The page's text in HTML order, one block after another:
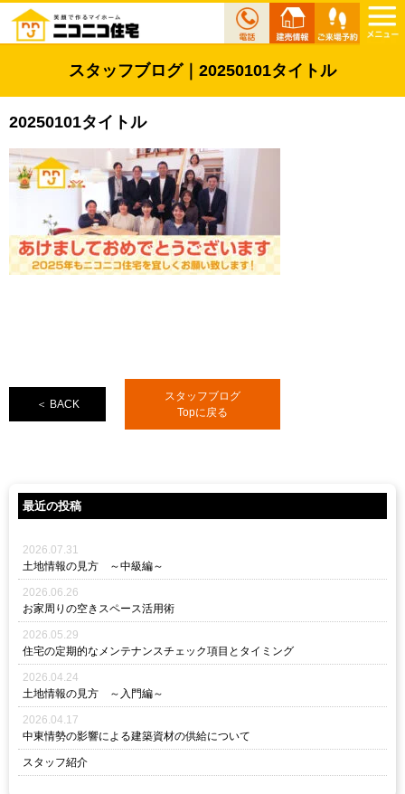
スタッフブログ｜20250101タイトル
20250101タイトル
＜ BACK
スタッフブログ
Topに戻る
最近の投稿
2026.07.31
土地情報の見方 ～中級編～
2026.06.26
お家周りの空きスペース活用術
2026.05.29
住宅の定期的なメンテナンスチェック項目とタイミング
2026.04.24
土地情報の見方 ～入門編～
2026.04.17
中東情勢の影響による建築資材の供給について
スタッフ紹介